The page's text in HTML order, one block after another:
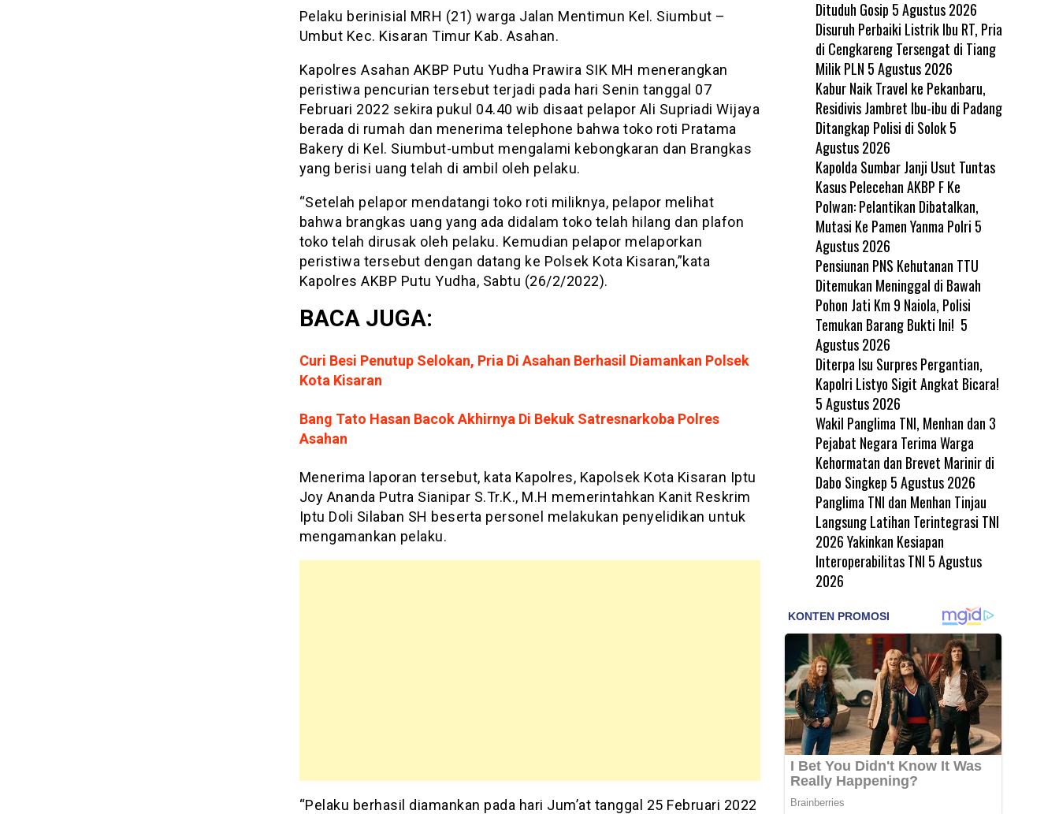
Pelaku berinisial MRH (21) warga Jalan Mentimun Kel. Siumbut –
Umbut Kec. Kisaran Timur Kab. Asahan.
Kapolres Asahan AKBP Putu Yudha Prawira SIK MH menerangkan
peristiwa pencurian tersebut terjadi pada hari Senin tanggal 07
Februari 2022 sekira pukul 04.40 wib disaat pelapor Ali Supriadi Wijaya
berada di rumah dan menerima telephone bahwa toko roti Pratama
Bakery di Kel. Siumbut-umbut mengalami kebongkaran dan Brangkas
yang berisi uang telah di ambil oleh pelaku.
“Setelah pelapor mendatangi toko roti miliknya, pelapor melihat
bahwa brangkas uang yang ada didalam toko telah hilang dan plafon
toko telah dirusak oleh pelaku. Kemudian pelapor melaporkan
peristiwa tersebut dengan datang ke Polsek Kota Kisaran,”kata
Kapolres AKBP Putu Yudha, Sabtu (26/2/2022).
BACA JUGA:
Curi Besi Penutup Selokan, Pria Di Asahan Berhasil Diamankan Polsek
Kota Kisaran
Bang Tato Hasan Bacok Akhirnya Di Bekuk Satresnarkoba Polres
Asahan
Menerima laporan tersebut, kata Kapolres, Kapolsek Kota Kisaran Iptu
Joy Ananda Putra Sianipar S.Tr.K., M.H memerintahkan Kanit Reskrim
Iptu Doli Silaban SH beserta personel melakukan penyelidikan untuk
mengamankan pelaku.
“Pelaku berhasil diamankan pada hari Jum’at tanggal 25 Februari 2022
Dituduh Gosip 5 Agustus 2026
Disuruh Perbaiki Listrik Ibu RT, Pria
di Cengkareng Tersengat di Tiang
Milik PLN 5 Agustus 2026
Kabur Naik Travel ke Pekanbaru,
Residivis Jambret Ibu-ibu di Padang
Ditangkap Polisi di Solok 5
Agustus 2026
Kapolda Sumbar Janji Usut Tuntas
Kasus Pelecehan AKBP F Ke
Polwan: Pelantikan Dibatalkan,
Mutasi Ke Pamen Yanma Polri 5
Agustus 2026
Pensiunan PNS Kehutanan TTU
Ditemukan Meninggal di Bawah
Pohon Jati Km 9 Naiola, Polisi
Temukan Barang Bukti Ini! 5
Agustus 2026
Diterpa Isu Surpres Pergantian,
Kapolri Listyo Sigit Angkat Bicara!
5 Agustus 2026
Wakil Panglima TNI, Menhan dan 3
Pejabat Negara Terima Warga
Kehormatan dan Brevet Marinir di
Dabo Singkep 5 Agustus 2026
Panglima TNI dan Menhan Tinjau
Langsung Latihan Terintegrasi TNI
2026 Yakinkan Kesiapan
Interoperabilitas TNI 5 Agustus
2026